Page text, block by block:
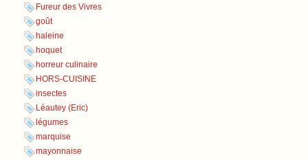
Fureur des Vivres
goût
haleine
hoquet
horreur culinaire
HORS-CUISINE
insectes
Léautey (Eric)
légumes
marquise
mayonnaise